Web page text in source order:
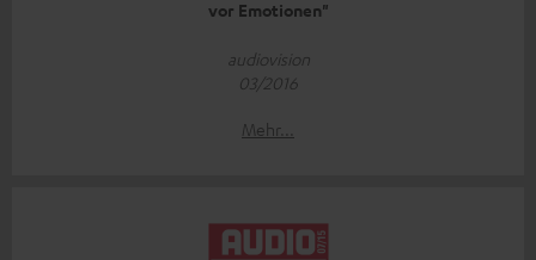
vor Emotionen"
audiovision
03/2016
Mehr...